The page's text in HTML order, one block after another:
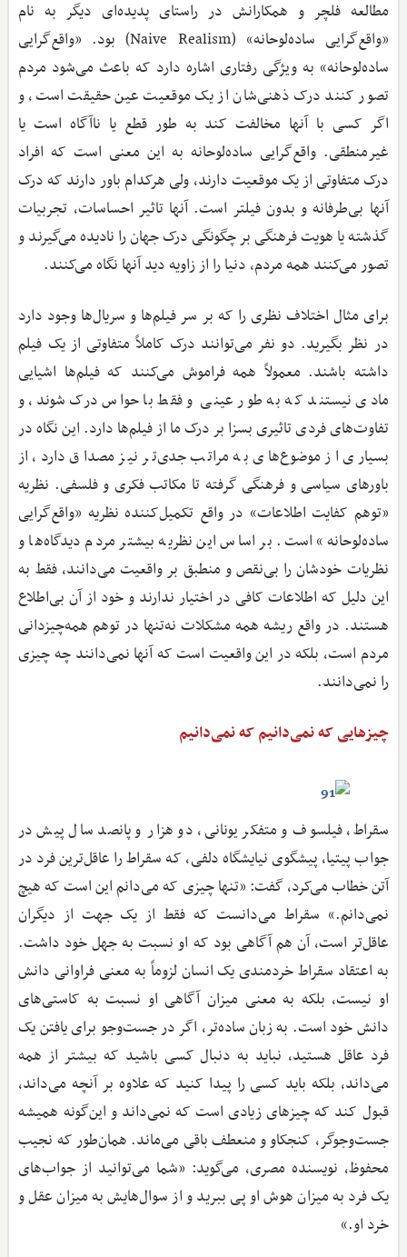
مطالعه فلچر و همکارانش در راستای پدیده‌ای دیگر به نام
«واقع‌گرایی ساده‌لوحانه» (Naive Realism) بود. «واقع‌گرایی
ساده‌لوحانه» به ویژگی رفتاری اشاره دارد که باعث می‌شود مردم
تصور کنند درک ذهنی‌شان از یک موقعیت عین حقیقت است، و
اگر کسی با آنها مخالفت کند به طور قطع یا ناآگاه است یا
غیرمنطقی. واقع‌گرایی ساده‌لوحانه به این معنی است که افراد
درک متفاوتی از یک موقعیت دارند، ولی هرکدام باور دارند که درک
آنها بی‌طرفانه و بدون فیلتر است. آنها تاثیر احساسات، تجربیات
گذشته یا هویت فرهنگی بر چگونگی درک جهان را نادیده می‌گیرند و
تصور می‌کنند همه مردم، دنیا را از زاویه دید آنها نگاه می‌کنند.
برای مثال اختلاف نظری را که بر سر فیلم‌ها و سریال‌ها وجود دارد
در نظر بگیرید. دو نفر می‌توانند درک کاملاً متفاوتی از یک فیلم
داشته باشند. معمولاً همه فراموش می‌کنند که فیلم‌ها اشیایی
مادی نیستند که به طور عینی و فقط با حواس درک شوند، و
تفاوت‌های فردی تاثیری بسزا بر درک ما از فیلم‌ها دارد. این نگاه در
بسیاری از موضوع‌های به مراتب جدی‌تر نیز مصداق دارد، از
باورهای سیاسی و فرهنگی گرفته تا مکاتب فکری و فلسفی. نظریه
«توهم کفایت اطلاعات» در واقع تکمیل‌کننده نظریه «واقع‌گرایی
ساده‌لوحانه» است. بر اساس این نظریه بیشتر مردم دیدگاه‌ها و
نظریات خودشان را بی‌نقص و منطبق بر واقعیت می‌دانند، فقط به
این دلیل که اطلاعات کافی در اختیار ندارند و خود از آن بی‌اطلاع
هستند. در واقع ریشه همه مشکلات نه‌تنها در توهم همه‌چیزدانی
مردم است، بلکه در این واقعیت است که آنها نمی‌دانند چه چیزی
را نمی‌دانند.
چیزهایی که نمی‌دانیم که نمی‌دانیم
سقراط، فیلسوف و متفکر یونانی، دو هزار و پانصد سال پیش در
جواب پیتیا، پیشگوی نیایشگاه دلفی، که سقراط را عاقل‌ترین فرد در
آتن خطاب می‌کرد، گفت: «تنها چیزی که می‌دانم این است که هیچ
نمی‌دانم.» سقراط می‌دانست که فقط از یک جهت از دیگران
عاقل‌تر است، آن‌ هم آگاهی بود که او نسبت به جهل خود داشت.
به اعتقاد سقراط خردمندی یک انسان لزوماً به معنی فراوانی دانش
او نیست، بلکه به معنی میزان آگاهی او نسبت به کاستی‌های
دانش خود است. به زبان ساده‌تر، اگر در جست‌وجو برای یافتن یک
فرد عاقل هستید، نباید به دنبال کسی باشید که بیشتر از همه
می‌داند، بلکه باید کسی را پیدا کنید که علاوه بر آنچه می‌داند،
قبول کند که چیزهای زیادی است که نمی‌داند و این‌گونه همیشه
جست‌وجوگر، کنجکاو و منعطف باقی می‌ماند. همان‌طور که نجیب
محفوظ، نویسنده مصری، می‌گوید: «شما می‌توانید از جواب‌های
یک فرد به میزان هوش او پی ببرید و از سوال‌هایش به میزان عقل و
خرد او.»